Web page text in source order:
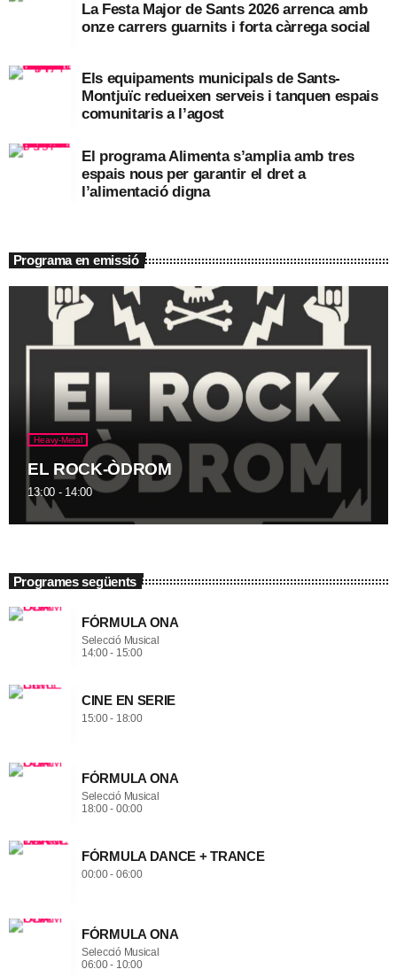
La Festa Major de Sants 2026 arrenca amb
onze carrers guarnits i forta càrrega social
Els equipaments municipals de Sants-
Montjuïc redueixen serveis i tanquen espais
comunitaris a l’agost
El programa Alimenta s’amplia amb tres
espais nous per garantir el dret a
l’alimentació digna
Programa en emissió
Heavy-Metal
EL ROCK-ÒDROM
13:00 - 14:00
Programes següents
FÓRMULA ONA
Selecció Musical
14:00 - 15:00
CINE EN SERIE
15:00 - 18:00
FÓRMULA ONA
Selecció Musical
18:00 - 00:00
FÓRMULA DANCE + TRANCE
00:00 - 06:00
FÓRMULA ONA
Selecció Musical
06:00 - 10:00